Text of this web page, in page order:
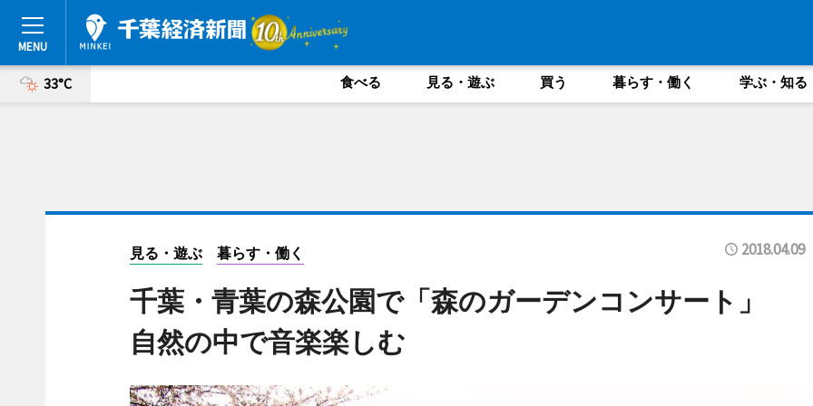
33°C 食べる 見る・遊ぶ 買う 暮らす・働く 学ぶ・知る
見る・遊ぶ 暮らす・働く 2018.04.09
千葉・青葉の森公園で「森のガーデンコンサート」
自然の中で音楽楽しむ